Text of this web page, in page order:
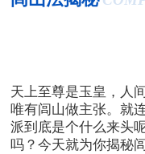
天上至尊是玉皇，人
唯有闾山做主张。就
派到底是个什么来头
吗？今天就为你揭秘